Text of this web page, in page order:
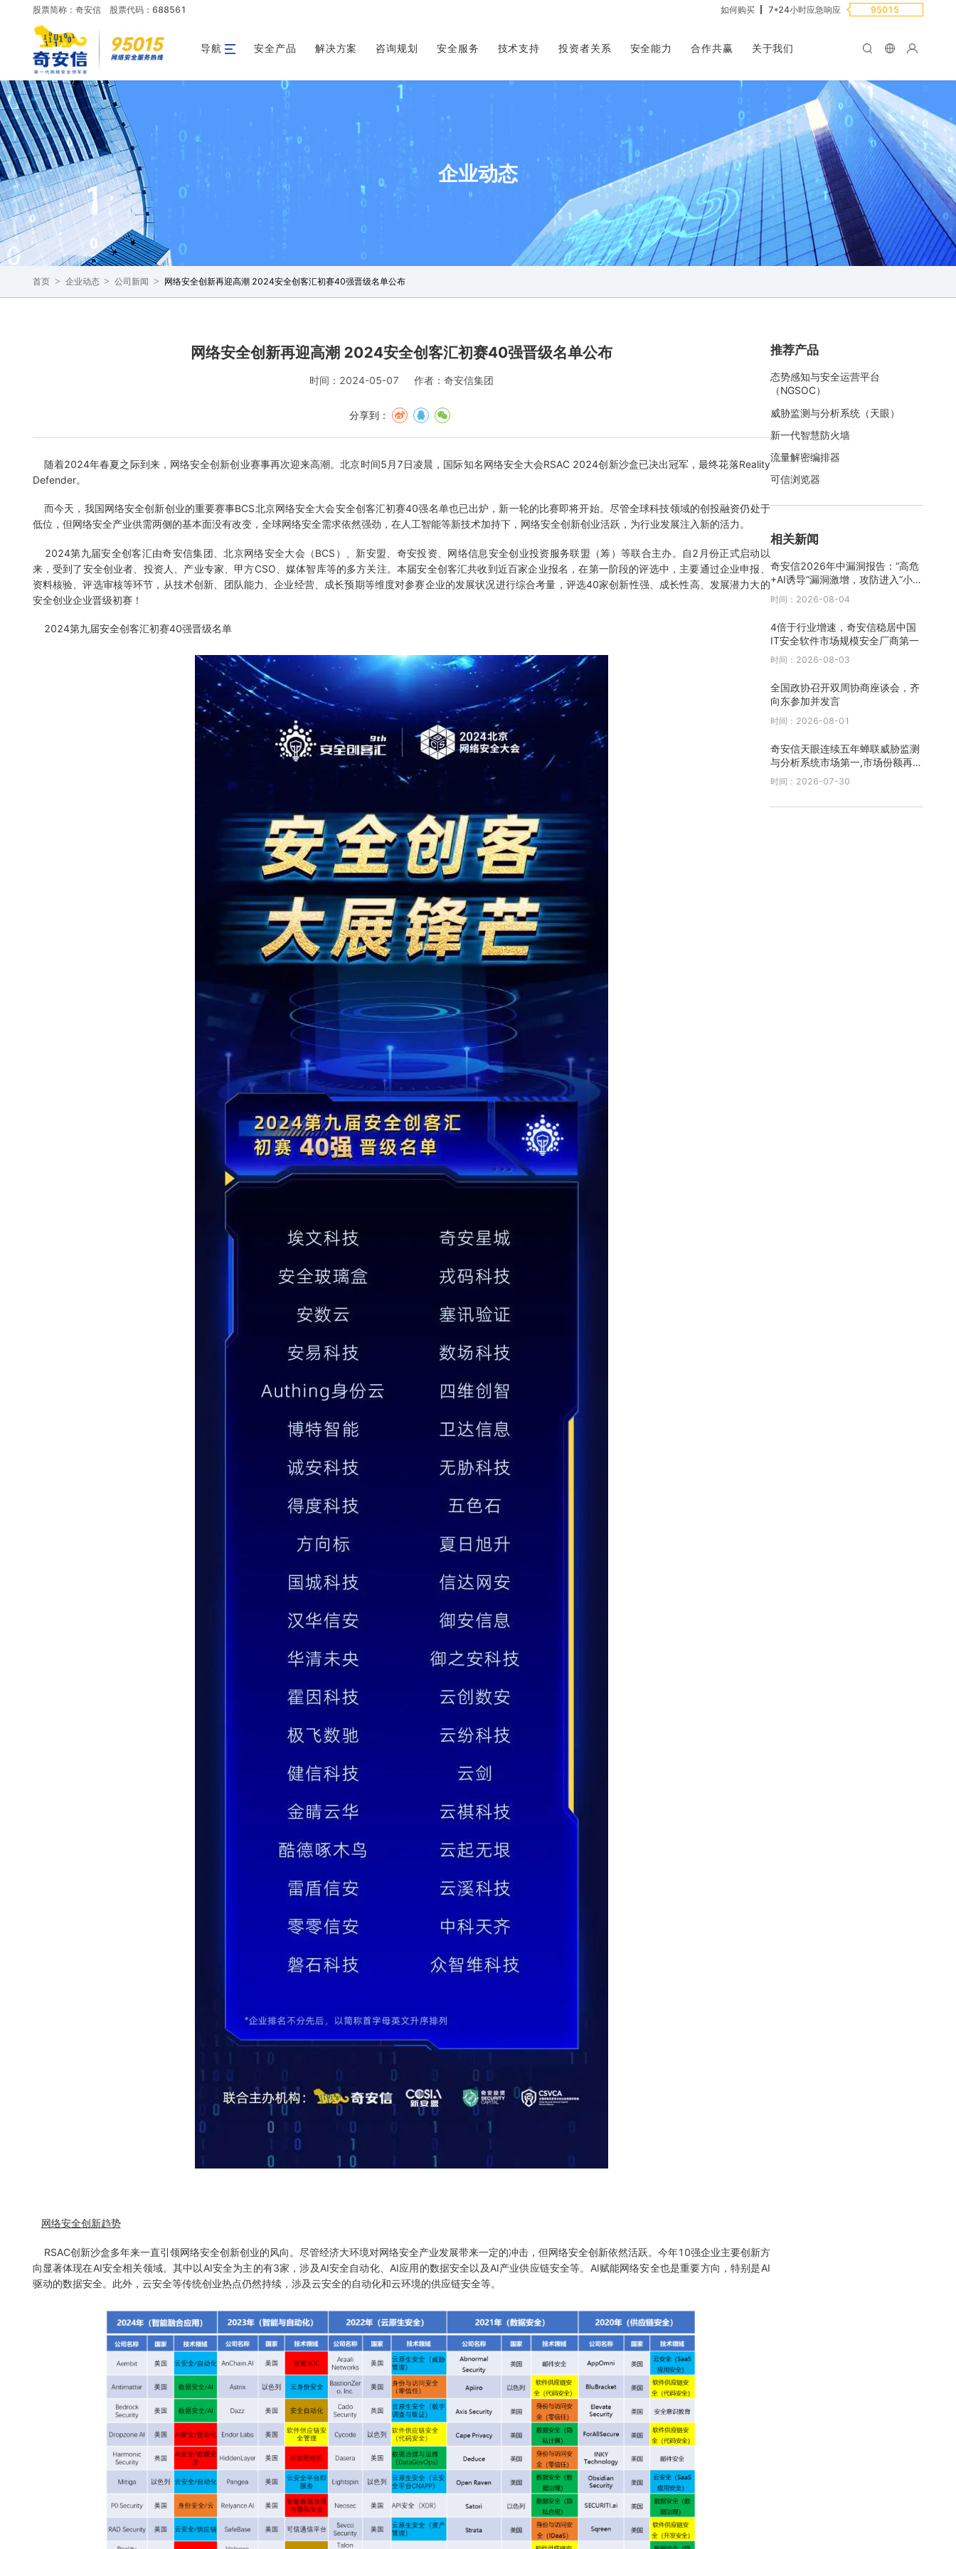
股票简称：奇安信 股票代码：688561 如何购买 7*24小时应急响应 95015
导航 安全产品 解决方案 咨询规划 安全服务 技术支持 投资者关系 安全能力 合作共赢 关于我们
企业动态
首页 > 企业动态 > 公司新闻 > 网络安全创新再迎高潮 2024安全创客汇初赛40强晋级名单公布
网络安全创新再迎高潮 2024安全创客汇初赛40强晋级名单公布
时间：2024-05-07 作者：奇安信集团
分享到：
随着2024年春夏之际到来，网络安全创新创业赛事再次迎来高潮。北京时间5月7日凌晨，国际知名网络安全大会RSAC 2024创新沙盒已决出冠军，最终花落Reality
Defender。
而今天，我国网络安全创新创业的重要赛事BCS北京网络安全大会安全创客汇初赛40强名单也已出炉，新一轮的比赛即将开始。尽管全球科技领域的创投融资仍处于
低位，但网络安全产业供需两侧的基本面没有改变，全球网络安全需求依然强劲，在人工智能等新技术加持下，网络安全创新创业活跃，为行业发展注入新的活力。
2024第九届安全创客汇由奇安信集团、北京网络安全大会（BCS）、新安盟、奇安投资、网络信息安全创业投资服务联盟（筹）等联合主办。自2月份正式启动以
来，受到了安全创业者、投资人、产业专家、甲方CSO、媒体智库等的多方关注。本届安全创客汇共收到近百家企业报名，在第一阶段的评选中，主要通过企业申报、
资料核验、评选审核等环节，从技术创新、团队能力、企业经营、成长预期等维度对参赛企业的发展状况进行综合考量，评选40家创新性强、成长性高、发展潜力大的
安全创业企业晋级初赛！
2024第九届安全创客汇初赛40强晋级名单
网络安全创新趋势
RSAC创新沙盒多年来一直引领网络安全创新创业的风向。尽管经济大环境对网络安全产业发展带来一定的冲击，但网络安全创新依然活跃。今年10强企业主要创新方
向显著体现在AI安全相关领域。其中以AI安全为主的有3家，涉及AI安全自动化、AI应用的数据安全以及AI产业供应链安全等。AI赋能网络安全也是重要方向，特别是AI
驱动的数据安全。此外，云安全等传统创业热点仍然持续，涉及云安全的自动化和云环境的供应链安全等。
推荐产品
态势感知与安全运营平台
（NGSOC）
威胁监测与分析系统（天眼）
新一代智慧防火墙
流量解密编排器
可信浏览器
相关新闻
奇安信2026年中漏洞报告：“高危
+AI诱导”漏洞激增，攻防进入“小时
级”时代
时间：2026-08-04
4倍于行业增速，奇安信稳居中国
IT安全软件市场规模安全厂商第一
时间：2026-08-03
全国政协召开双周协商座谈会，齐
向东参加并发言
时间：2026-08-01
奇安信天眼连续五年蝉联威胁监测
与分析系统市场第一,市场份额再创
新高
时间：2026-07-30